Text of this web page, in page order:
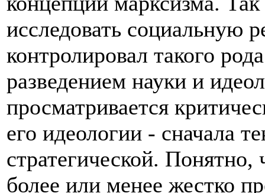
исследовать социальную
контролировал такого
разведением науки и
просматривается
его идеологии - сначала
стратегической. Понятно,
более или менее жестко